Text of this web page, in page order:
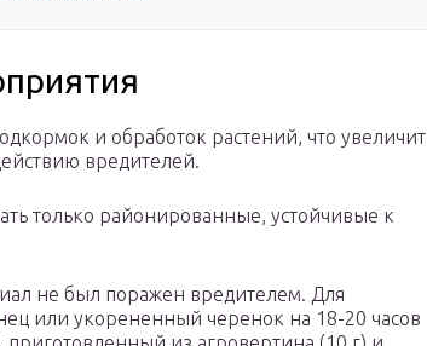
и обработок растений, что увеличит
вредителей.
только районированные, устойчивые к
не был поражен вредителем. Для
или укорененный черенок на 18-20 часов